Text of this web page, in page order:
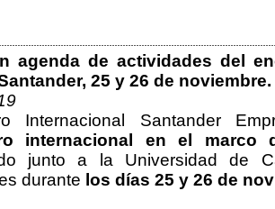
agenda de actividades del
25 y 26 de noviembre.
Internacional Santander
internacional en el
junto a la Universidad de
durante los días 25 y 26 de